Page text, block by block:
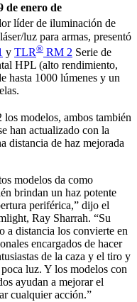
de enero de
líder de iluminación de
luz para armas, presentó
y TLR® RM 2 Serie de
HPL (alto rendimiento,
hasta 1000 lúmenes y un
los modelos, ambos también
han actualizado con la
distancia de haz mejorada
modelos da como
brindan un haz potente
periférica,” dijo el
Ray Sharrah. “Su
a distancia los convierte en
encargados de hacer
de la caza y el tiro y
luz. Y los modelos con
ayudan a mejorar el
cualquier acción.”